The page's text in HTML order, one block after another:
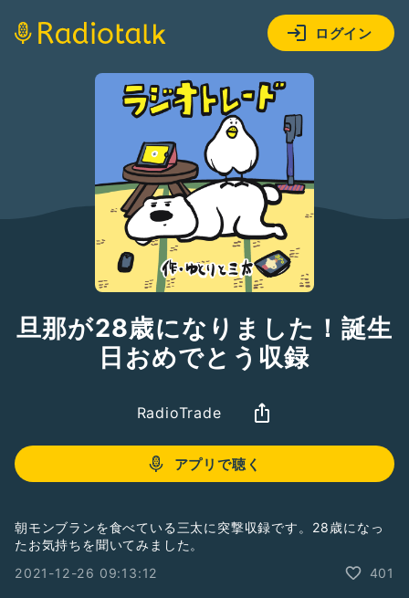
ログイン
旦那が28歳になりました！誕生
日おめでとう収録
RadioTrade
アプリで聴く
朝モンブランを食べている三太に突撃収録です。28歳になっ
たお気持ちを聞いてみました。
2021-12-26 09:13:12
401